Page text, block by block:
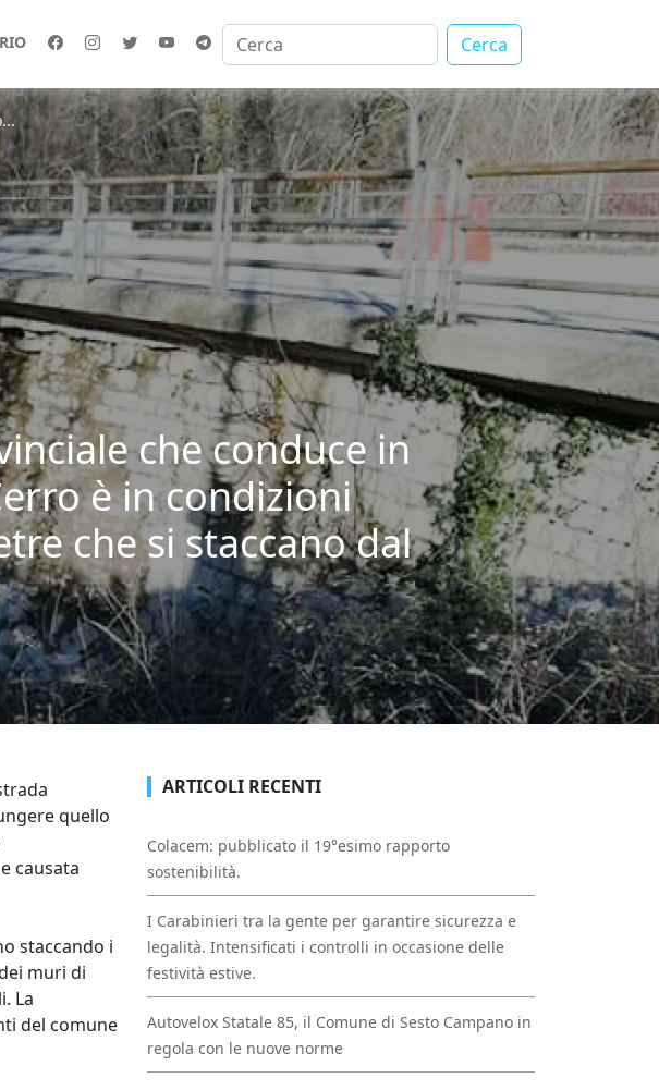
Cerca
che conduce in
è in condizioni
che si staccano dal
quello
causata
staccando i
muri di
La
del comune
ARTICOLI RECENTI
Colacem: pubblicato il 19°esimo rapporto
sostenibilità.
I Carabinieri tra la gente per garantire sicurezza e
legalità. Intensificati i controlli in occasione delle
festività estive.
Autovelox Statale 85, il Comune di Sesto Campano in
regola con le nuove norme